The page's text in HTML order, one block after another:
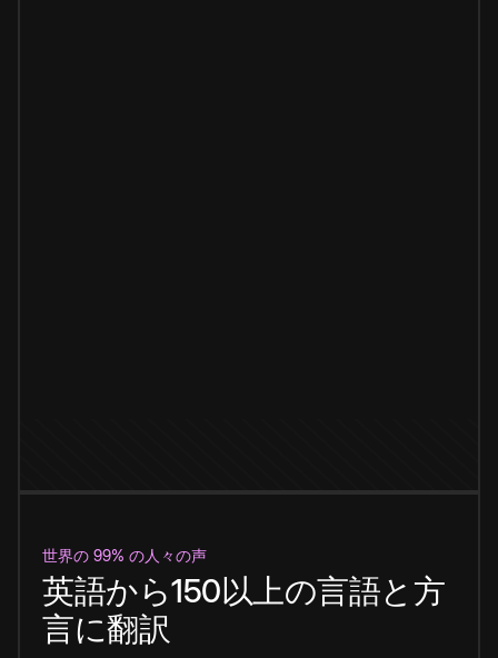
世界の 99% の人々の声
英語から150以上の言語と方
言に翻訳